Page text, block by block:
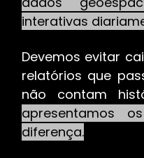
interativas
Devemos evitar
relatórios que
não contam
apresentamos
diferença.